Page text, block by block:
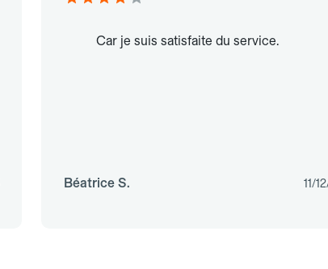
Car je suis satisfaite du service.
Béatrice S. 11/